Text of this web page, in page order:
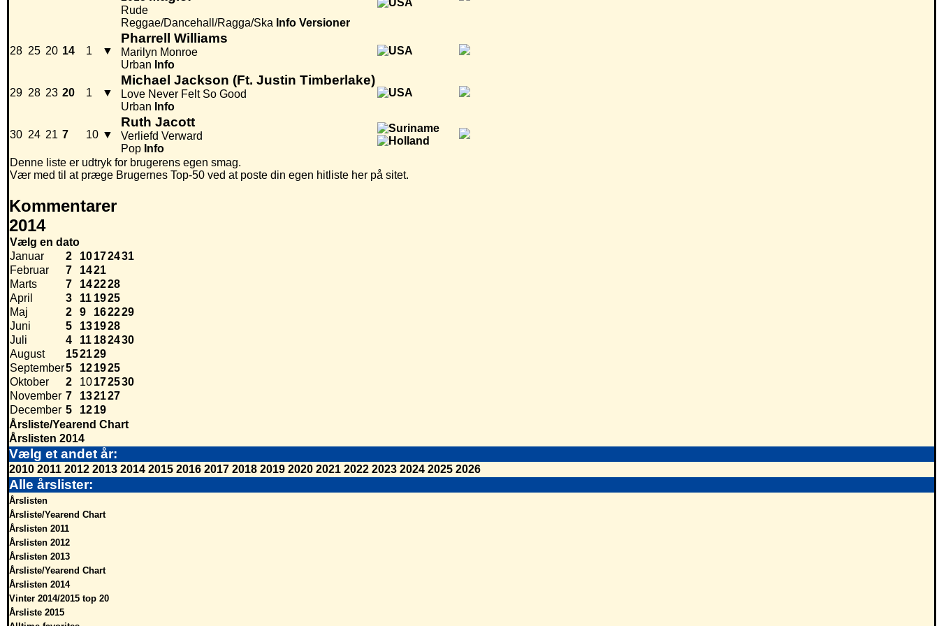
Rude
Reggae/Dancehall/Ragga/Ska Info Versioner
28 25 20 14 1 ▼
Pharrell Williams
Marilyn Monroe
Urban Info
29 28 23 20 1 ▼
Michael Jackson (Ft. Justin Timberlake)
Love Never Felt So Good
Urban Info
30 24 21 7 10 ▼
Ruth Jacott
Verliefd Verward
Pop Info
Denne liste er udtryk for brugerens egen smag.
Vær med til at præge Brugernes Top-50 ved at poste din egen hitliste her på sitet.
Kommentarer
2014
Vælg en dato
Januar
2 10172431
Februar
7 1421
Marts
7 142228
April
3 11 1925
Maj
2 9 162229
Juni
5 131928
Juli
4 11 182430
August
152129
September5 121925
Oktober
2 10172530
November 7 132127
December 5 1219
Årsliste/Yearend Chart
Årslisten 2014
Vælg et andet år:
2010 2011 2012 2013 2014 2015 2016 2017 2018 2019 2020 2021 2022 2023 2024 2025 2026
Alle årslister:
Årslisten
Årsliste/Yearend Chart
Årslisten 2011
Årslisten 2012
Årslisten 2013
Årsliste/Yearend Chart
Årslisten 2014
Vinter 2014/2015 top 20
Årsliste 2015